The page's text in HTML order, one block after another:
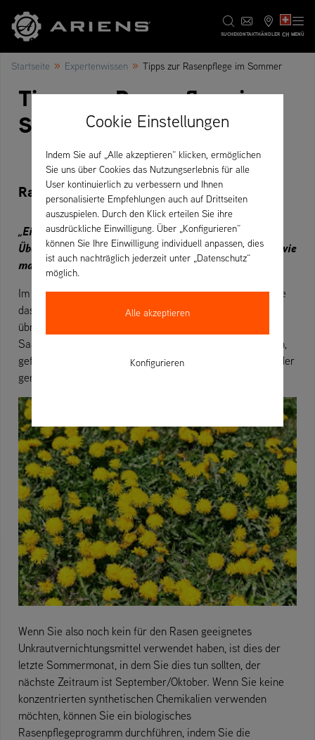
SUCHEKONTAKTHÄNDLER CH MENÜ
Startseite » Expertenwissen » Tipps zur Rasenpflege im Sommer
Tipps zur Rasenpflege im
Sommer
Rasenpflege im Juni
„Ein Unkraut ist eine Pflanze, die alle
Überlebensfähigkeiten beherrscht, außer zu lernen, wie
man in Reihen wächst.“ Doug Larsen
Im April und bis in den Mai hinein sah es so aus, als würde
das Gras nie wachsen, und in den nach dem Vertikutieren
übrig gebliebenen Flecken schlummerte die neu gesäte
Saat. Dann kam der Regen, und der Boden erwärmte sich,
gefolgt von der späten Mai-Sonne, und schon wurde wieder
gemäht.
Wenn Sie also noch kein für den Rasen geeignetes
Unkrautvernichtungsmittel verwendet haben, ist dies der
letzte Sommermonat, in dem Sie dies tun sollten, der
nächste Zeitraum ist September/Oktober. Wenn Sie keine
konzentrierten synthetischen Chemikalien verwenden
möchten, können Sie ein biologisches
Rasenpflegeprogramm durchführen, indem Sie die
Cookie Einstellungen
Indem Sie auf „Alle akzeptieren“ klicken, ermöglichen
Sie uns über Cookies das Nutzungserlebnis für alle
User kontinuierlich zu verbessern und Ihnen
personalisierte Empfehlungen auch auf Drittseiten
auszuspielen. Durch den Klick erteilen Sie ihre
ausdrückliche Einwilligung. Über „Konfigurieren“
können Sie Ihre Einwilligung individuell anpassen, dies
ist auch nachträglich jederzeit unter „Datenschutz“
möglich.
Alle akzeptieren
Konfigurieren